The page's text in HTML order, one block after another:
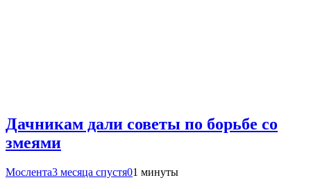
Дачникам дали советы по борьбе со
змеями
Мослента3 месяца спустя01 минуты